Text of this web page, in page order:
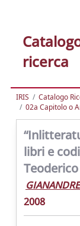
ricerca
IRIS Catalogo
02a Capitolo o
libri e
Teoderico
2008